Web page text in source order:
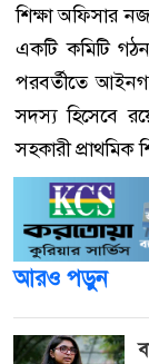
শিক্ষা অফিসার
একটি কমিটি গঠন
পরবর্তীতে
সদস্য হিসেবে
সহকারী প্রাথমিক
আরও পড়ুন